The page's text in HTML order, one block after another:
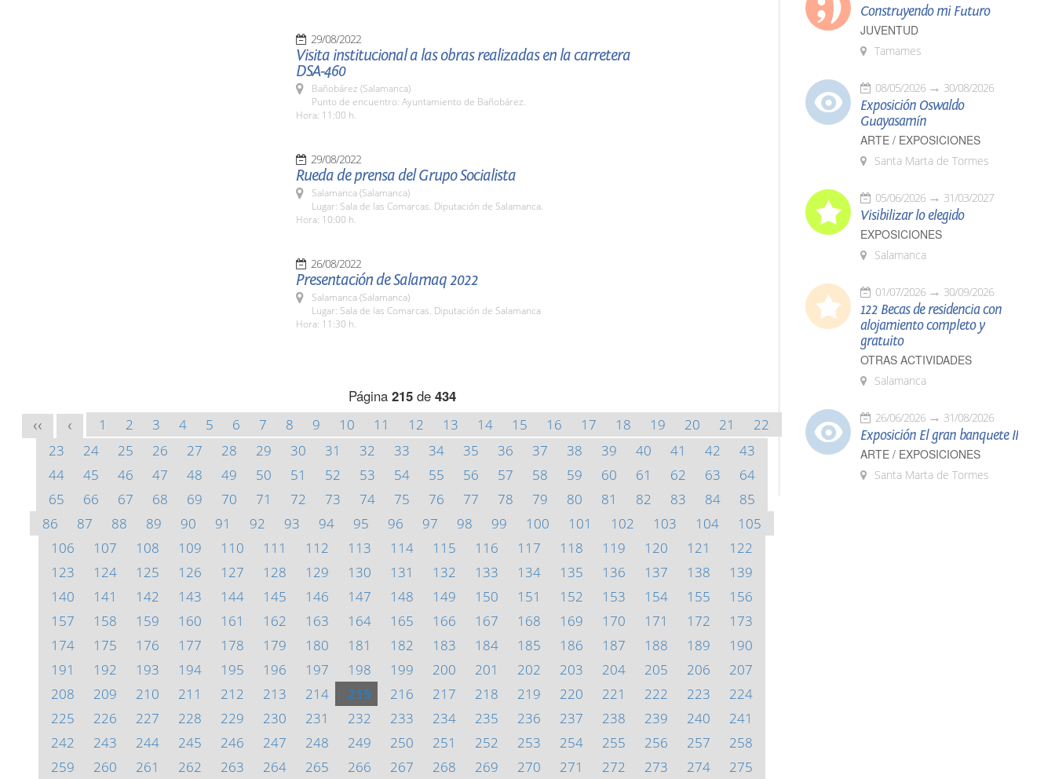
29/08/2022
Visita institucional a las obras realizadas en la carretera
DSA-460
Bañobárez (Salamanca)
Punto de encuentro: Ayuntamiento de Bañobárez.
Hora: 11:00 h.
29/08/2022
Rueda de prensa del Grupo Socialista
Salamanca (Salamanca)
Lugar: Sala de las Comarcas. Diputación de Salamanca.
Hora: 10:00 h.
26/08/2022
Presentación de Salamaq 2022
Salamanca (Salamanca)
Lugar: Sala de las Comarcas. Diputación de Salamanca
Hora: 11:30 h.
Página 215de 434
<< < 1 2 3 4 5 6 7 8 9 10 11 12 13 14 15 16 17 18 19 20 21
22
23
24 25 26 27 28 29 30 31 32 33 34 35 36 37 38 39 40 41 42
43
44
45 46 47 48 49 50 51 52 53 54 55 56 57 58 59 60 61 62 63
64
65
66 67 68 69 70 71 72 73 74 75 76 77 78 79 80 81 82 83 84
85
86
87 88 89 90 91 92 93 94 95 96 97 98 99 100 101 102 103 104
105
106
107 108 109 110 111 112 113 114 115 116 117 118 119 120 121
122
123
124 125 126 127 128 129 130 131 132 133 134 135 136 137 138
139
140
141 142 143 144 145 146 147 148 149 150 151 152 153 154 155
156
157
158 159 160 161 162 163 164 165 166 167 168 169 170 171 172
173
174
175 176 177 178 179 180 181 182 183 184 185 186 187 188 189
190
191
192 193 194 195 196 197 198 199 200 201 202 203 204 205 206
207
208
209 210 211 212 213 214 215 216 217 218 219 220 221 222 223
224
225
226 227 228 229 230 231 232 233 234 235 236 237 238 239 240
241
242
243 244 245 246 247 248 249 250 251 252 253 254 255 256 257
258
259
260 261 262 263 264 265 266 267 268 269 270 271 272 273 274 275
Construyendo mi Futuro
JUVENTUD
Tamames
08/05/2026 30/08/2026
Exposición Oswaldo
Guayasamín
ARTE / EXPOSICIONES
Santa Marta de Tormes
05/06/2026 31/03/2027
Visibilizar lo elegido
EXPOSICIONES
Salamanca
01/07/2026 30/09/2026
122 Becas de residencia con
alojamiento completo y
gratuito
OTRAS ACTIVIDADES
Salamanca
26/06/2026 31/08/2026
Exposición El gran banquete II
ARTE / EXPOSICIONES
Santa Marta de Tormes